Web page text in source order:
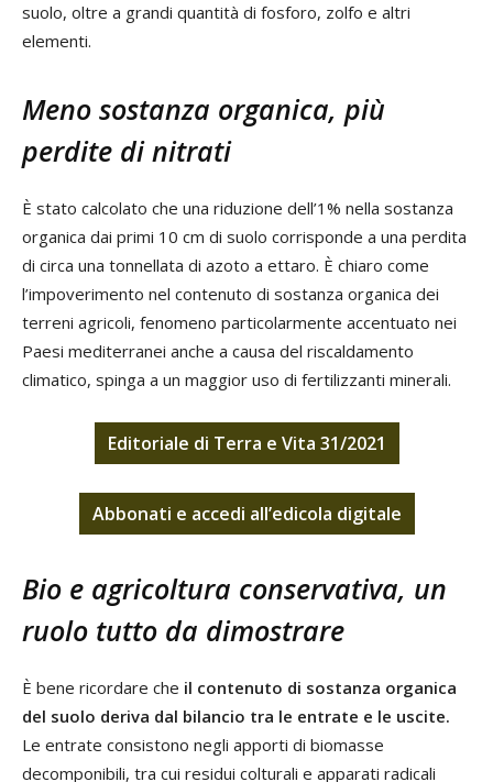
suolo, oltre a grandi quantità di fosforo, zolfo e altri
elementi.
Meno sostanza organica, più
perdite di nitrati
È stato calcolato che una riduzione dell’1% nella sostanza
organica dai primi 10 cm di suolo corrisponde a una perdita
di circa una tonnellata di azoto a ettaro. È chiaro come
l’impoverimento nel contenuto di sostanza organica dei
terreni agricoli, fenomeno particolarmente accentuato nei
Paesi mediterranei anche a causa del riscaldamento
climatico, spinga a un maggior uso di fertilizzanti minerali.
Editoriale di Terra e Vita 31/2021
Abbonati e accedi all’edicola digitale
Bio e agricoltura conservativa, un
ruolo tutto da dimostrare
È bene ricordare che il contenuto di sostanza organica
del suolo deriva dal bilancio tra le entrate e le uscite.
Le entrate consistono negli apporti di biomasse
decomponibili, tra cui residui colturali e apparati radicali